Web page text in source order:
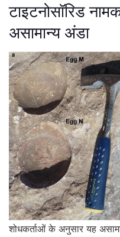
टाइटनोसॉरिड
असामान्य अंडा
शोधकर्ताओं के अनुसार यह